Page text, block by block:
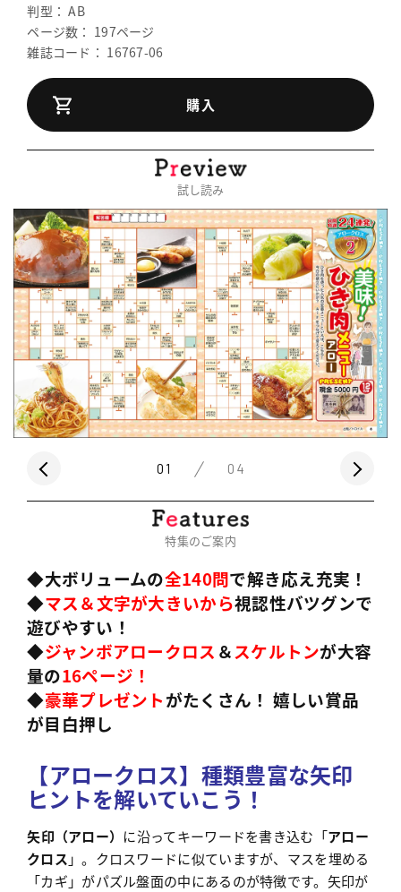
判型： AB
ページ数： 197ページ
雑誌コード： 16767-06
購入
試し読み
01 04
特集のご案内
◆大ボリュームの全140問で解き応え充実！
◆マス＆文字が大きいから視認性バツグンで
遊びやすい！
◆ジャンボアロークロス ＆スケルトンが大容
量の16ページ！
◆豪華プレゼントがたくさん！ 嬉しい賞品
が目白押し
【アロークロス】種類豊富な矢印
ヒントを解いていこう！
矢印（アロー） に沿ってキーワードを書き込む「アロー
クロス 」。クロスワードに似ていますが、マスを埋める
「カギ」がパズル盤面の中にあるのが特徴です。矢印が